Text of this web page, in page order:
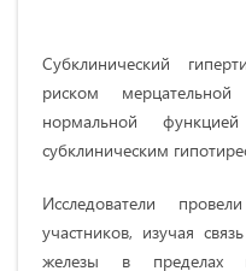
Субклинический
риском
нормальной
субклиническим
Исследователи
участников, изучая
железы в пределах